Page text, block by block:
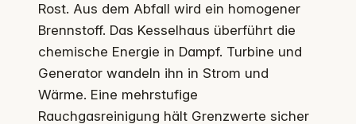
Rost. Aus dem Abfall wird ein homogener
Brennstoff. Das Kesselhaus überführt die
chemische Energie in Dampf. Turbine und
Generator wandeln ihn in Strom und
Wärme. Eine mehrstufige
Rauchgasreinigung hält Grenzwerte sicher